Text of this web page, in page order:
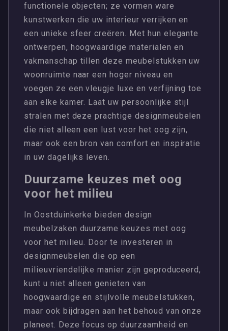
functionele objecten; ze vormen ware
kunstwerken die uw interieur verrijken en
een unieke sfeer creëren. Met hun elegante
ontwerpen, hoogwaardige materialen en
vakmanschap tillen deze meubelstukken uw
woonruimte naar een hoger niveau en
voegen ze een vleugje luxe en verfijning toe
aan elke kamer. Laat uw persoonlijke stijl
stralen met deze prachtige designmeubelen
die niet alleen een lust voor het oog zijn,
maar ook een bron van comfort en inspiratie
in uw dagelijks leven.
Duurzame keuzes met oog
voor het milieu
In Oostduinkerke bieden design
meubelzaken duurzame keuzes met oog
voor het milieu. Door te investeren in
designmeubelen die op een
milieuvriendelijke manier zijn geproduceerd,
kunt u niet alleen genieten van
hoogwaardige en stijlvolle meubelstukken,
maar ook bijdragen aan het behoud van onze
planeet. Deze focus op duurzaamheid en